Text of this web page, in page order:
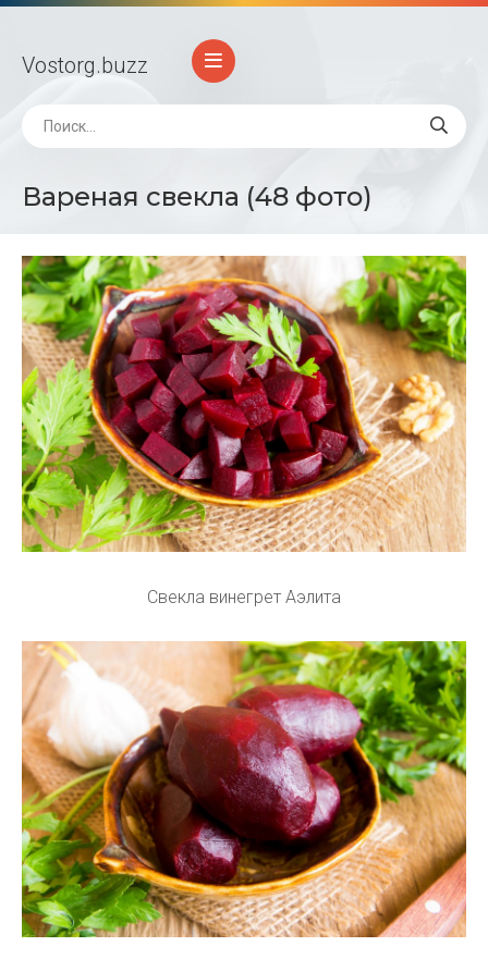
Vostorg.buzz
Вареная свекла (48 фото)
Свекла винегрет Аэлита